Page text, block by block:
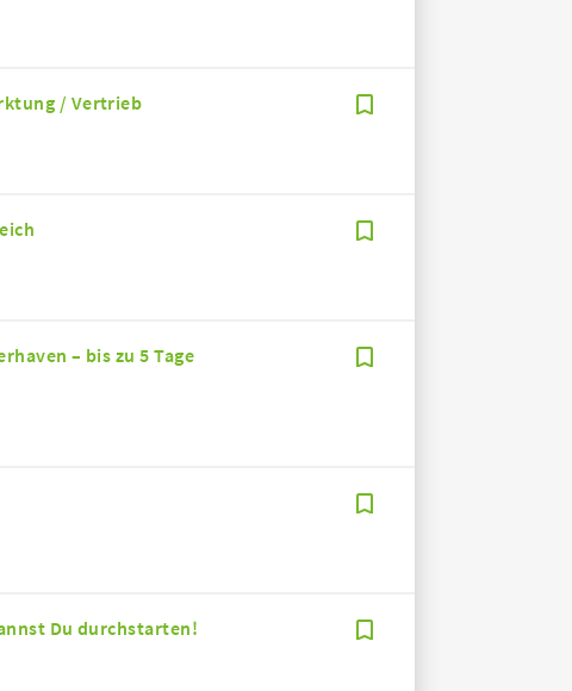
/ Vertrieb
– bis zu 5 Tage
Du durchstarten!